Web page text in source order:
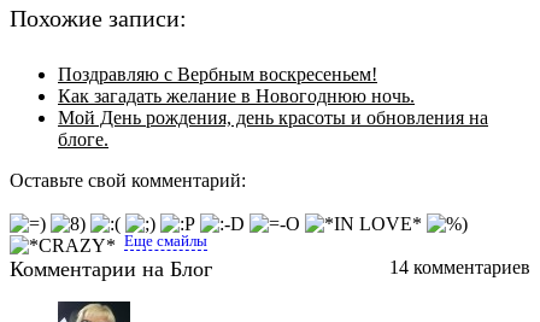
Похожие записи:
Поздравляю с Вербным воскресеньем!
Как загадать желание в Новогоднюю ночь.
Мой День рождения, день красоты и обновления на
блоге.
Оставьте свой комментарий:
Еще смайлы
Комментарии на Блог 14 комментариев